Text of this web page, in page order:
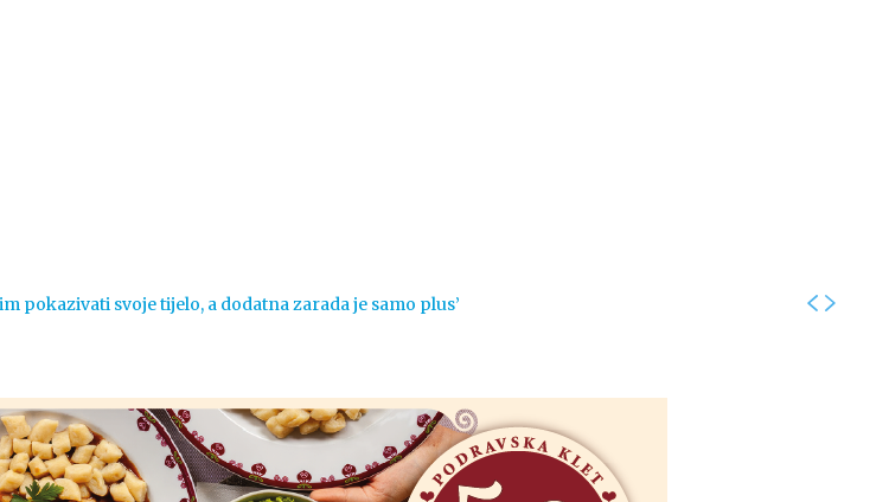
pokazivati svoje tijelo, a dodatna zarada je samo plus’